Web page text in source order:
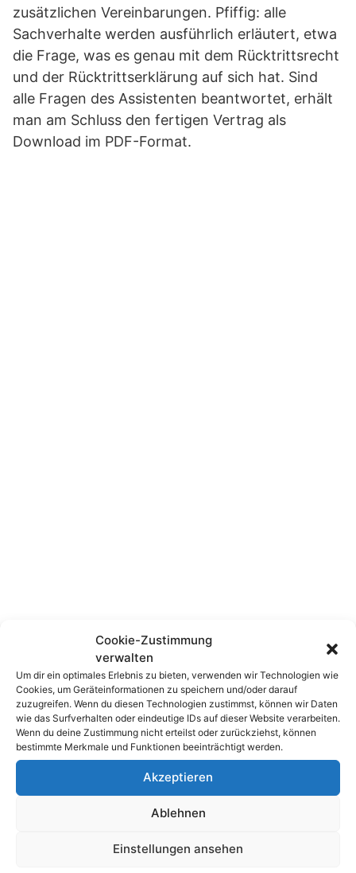
zusätzlichen Vereinbarungen. Pfiffig: alle
Sachverhalte werden ausführlich erläutert, etwa
die Frage, was es genau mit dem Rücktrittsrecht
und der Rücktrittserklärung auf sich hat. Sind
alle Fragen des Assistenten beantwortet, erhält
man am Schluss den fertigen Vertrag als
Download im PDF-Format.
Cookie-Zustimmung
verwalten
Um dir ein optimales Erlebnis zu bieten, verwenden wir Technologien wie
Cookies, um Geräteinformationen zu speichern und/oder darauf
zuzugreifen. Wenn du diesen Technologien zustimmst, können wir Daten
wie das Surfverhalten oder eindeutige IDs auf dieser Website verarbeiten.
Wenn du deine Zustimmung nicht erteilst oder zurückziehst, können
bestimmte Merkmale und Funktionen beeinträchtigt werden.
Akzeptieren
Ablehnen
Einstellungen ansehen